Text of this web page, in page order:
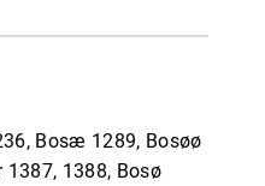
Bosæ 1289, Bosøø
1387, 1388, Bosø